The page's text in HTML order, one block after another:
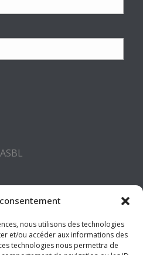
nous utilisons des technologies
et/ou accéder aux informations des
technologies nous permettra de